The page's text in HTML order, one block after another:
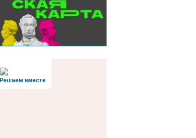
Решаем вместе